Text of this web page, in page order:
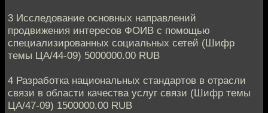
3 Исследование основных направлений
продвижения интересов ФОИВ с помощью
специализированных социальных сетей (Шифр
темы ЦА/44-09) 5000000.00 RUB
4 Разработка национальных стандартов в отрасли
связи в области качества услуг связи (Шифр темы
ЦА/47-09) 1500000.00 RUB